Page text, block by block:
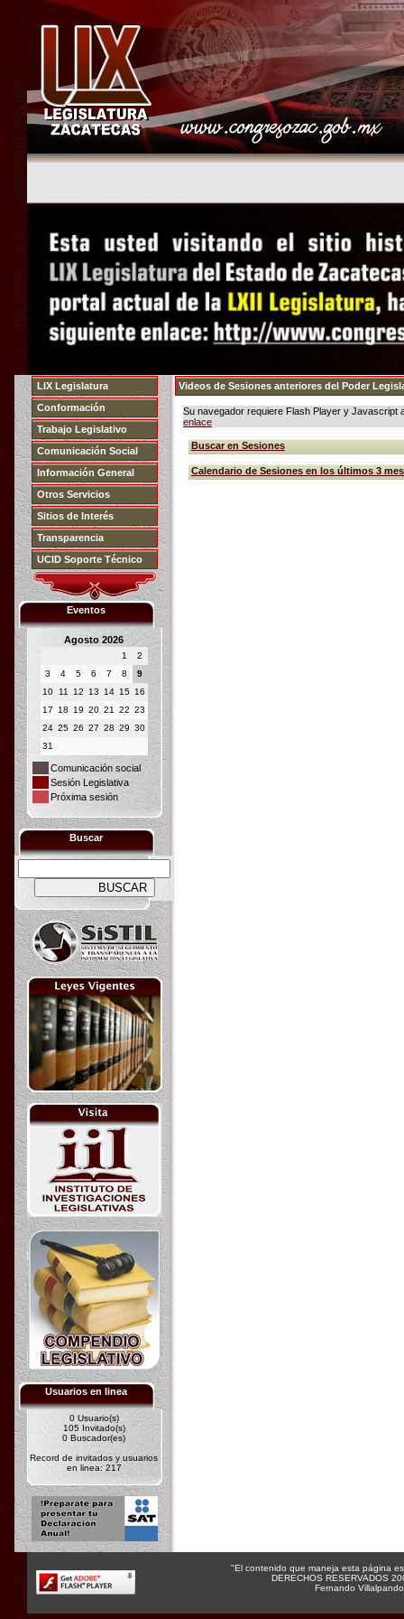
LIX Legislatura
Conformación
Trabajo Legislativo
Comunicación Social
Información General
Otros Servicios
Sitios de Interés
Transparencia
UCID Soporte Técnico
Eventos
Agosto 2026
1
2
3
4 5 6 7 8
9
10
11 12 13 14 15 16
17
18 19 20 21 22 23
24 25 26 27 28 29 30
31
Comunicación social
Sesión Legislativa
Próxima sesión
Buscar
Usuarios en linea
0 Usuario(s)
105 Invitado(s)
0 Buscador(es)
Record de invitados y usuarios
en linea: 217
Videos de Sesiones anteriores del Poder
Su navegador requiere Flash Player y Javascript
enlace
Buscar en Sesiones
Calendario de Sesiones en los últimos 3
"El contenido que maneja esta página
DERECHOS RESERVADOS
Fernando